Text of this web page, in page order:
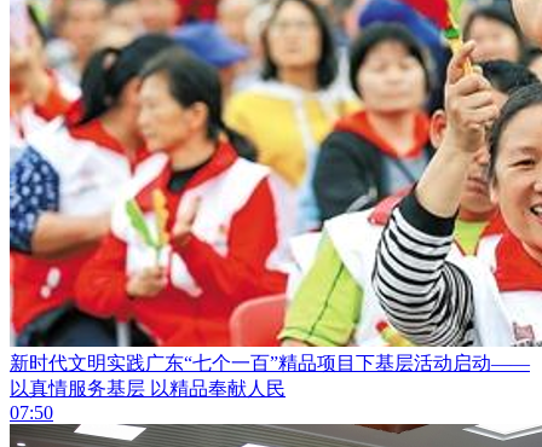
新时代文明实践广东“七个一百”精品项目下基层活动启动——
以真情服务基层 以精品奉献人民
07:50